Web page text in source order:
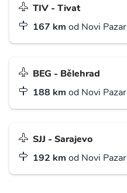
TIV - Tivat
167 km od Novi Pazar
BEG - Bělehrad
188 km od Novi Pazar
SJJ - Sarajevo
192 km od Novi Pazar